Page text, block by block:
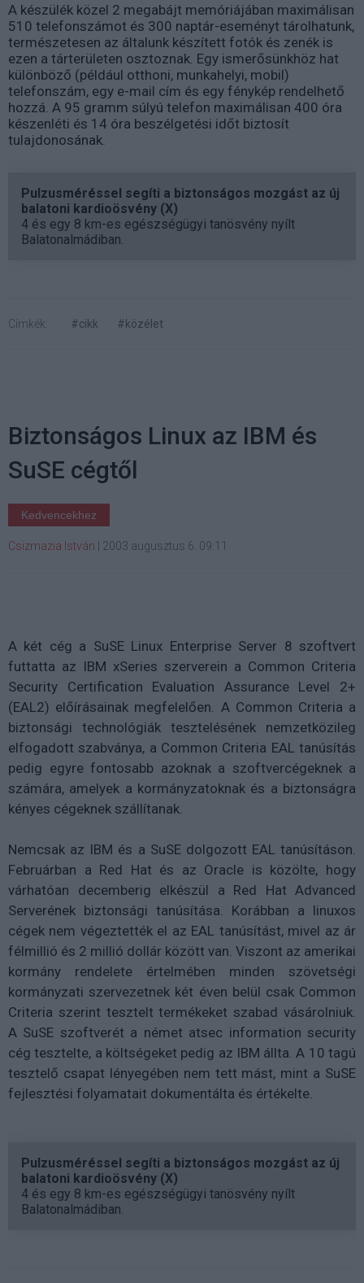
A készülék közel 2 megabájt memóriájában maximálisan
510 telefonszámot és 300 naptár-eseményt tárolhatunk,
természetesen az általunk készített fotók és zenék is
ezen a tárterületen osztoznak. Egy ismerősünkhöz hat
különböző (például otthoni, munkahelyi, mobil)
telefonszám, egy e-mail cím és egy fénykép rendelhető
hozzá. A 95 gramm súlyú telefon maximálisan 400 óra
készenléti és 14 óra beszélgetési időt biztosít
tulajdonosának.
Pulzusméréssel segíti a biztonságos mozgást az új
balatoni kardioösvény (X)
4 és egy 8 km-es egészségügyi tanösvény nyílt
Balatonalmádiban.
Címkék: #cikk #közélet
Biztonságos Linux az IBM és
SuSE cégtől
Kedvencekhez
Csizmazia István 2003 augusztus 6. 09:11
A két cég a SuSE Linux Enterprise Server 8 szoftvert
futtatta az IBM xSeries szerverein a Common Criteria
Security Certification Evaluation Assurance Level 2+
(EAL2) előírásainak megfelelően. A Common Criteria a
biztonsági technológiák tesztelésének nemzetközileg
elfogadott szabványa, a Common Criteria EAL tanúsítás
pedig egyre fontosabb azoknak a szoftvercégeknek a
számára, amelyek a kormányzatoknak és a biztonságra
kényes cégeknek szállítanak.
Nemcsak az IBM és a SuSE dolgozott EAL tanúsításon.
Februárban a Red Hat és az Oracle is közölte, hogy
várhatóan decemberig elkészül a Red Hat Advanced
Serverének biztonsági tanúsítása. Korábban a linuxos
cégek nem végeztették el az EAL tanúsítást, mivel az ár
félmillió és 2 millió dollár között van. Viszont az amerikai
kormány rendelete értelmében minden szövetségi
kormányzati szervezetnek két éven belül csak Common
Criteria szerint tesztelt termékeket szabad vásárolniuk.
A SuSE szoftverét a német atsec information security
cég tesztelte, a költségeket pedig az IBM állta. A 10 tagú
tesztelő csapat lényegében nem tett mást, mint a SuSE
fejlesztési folyamatait dokumentálta és értékelte.
Pulzusméréssel segíti a biztonságos mozgást az új
balatoni kardioösvény (X)
4 és egy 8 km-es egészségügyi tanösvény nyílt
Balatonalmádiban.